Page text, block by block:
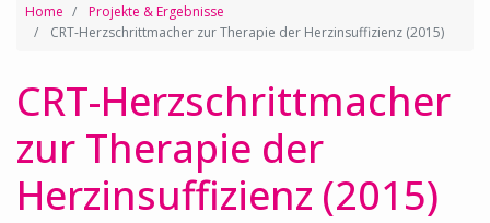
Home
Projekte & Ergebnisse
CRT-Herzschrittmacher zur Therapie der Herzinsuffizienz (2015)
CRT-Herzschrittmacher
zur Therapie der
Herzinsuffizienz (2015)